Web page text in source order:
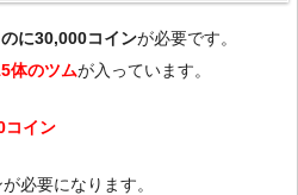
に30,000コインが必要です。
体のツムが入っています。
コイン
必要になります。